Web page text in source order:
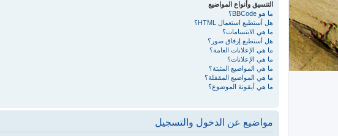
التنسيق وأنواع المواضيع
ما هو BBCode؟
هل أستطيع استعمال HTML؟
ما هي الابتسامات؟
هل أستطيع إرفاق صور؟
ما هي الإعلانات العامة؟
ما هي الإعلانات؟
ما هي المواضيع المثبتة؟
ما هي المواضيع المقفلة؟
ما هي أيقونة الموضوع؟
مواضيع عن الدخول والتسجيل